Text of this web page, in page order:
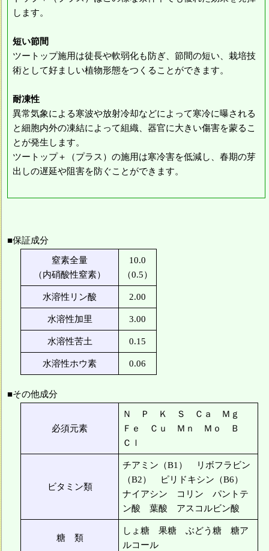
します。
短い節間
ツートップ施用は徒長や軟弱化も防ぎ、節間の短い、栽培技
術として好ましい植物形態をつくることができます。
耐凍性
異常気象による寒波や放射冷却などによって寒冷に曝される
と細胞内外の凍結によって組織、器官に大きい傷害を蒙るこ
とが発生します。
ツートップ＋（プラス）の施用は寒冷害を低減し、春期の芽
出しの遅延や阻害を防ぐことができます。
■保証成分
窒素全量
（内硝酸性窒素）
10.0
（0.5）
水溶性リン酸 2.00
水溶性加里 3.00
水溶性苦土 0.15
水溶性ホウ素 0.06
■その他成分
必須元素
Ｎ Ｐ Ｋ Ｓ Ｃａ Ｍｇ
Ｆｅ Ｃｕ Ｍｎ Ｍｏ Ｂ
Ｃｌ
ビタミン類
チアミン（B1） リボフラビン
（B2） ピリドキシン（B6）
ナイアシン コリン パントテ
ン酸 葉酸 アスコルビン酸
糖 類
しょ糖 果糖 ぶどう糖 糖ア
ルコール